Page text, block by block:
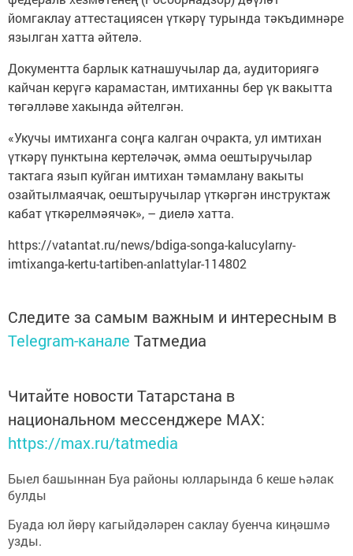
йомгаклау аттестациясен үткәрү турында тәкъдимнәре
язылган хатта әйтелә.
Документта барлык катнашучылар да, аудиториягә
кайчан керүгә карамастан, имтиханны бер үк вакытта
төгәлләве хакында әйтелгән.
«Укучы имтиханга соңга калган очракта, ул имтихан
үткәрү пунктына кертеләчәк, әмма оештыручылар
тактага язып куйган имтихан тәмамлану вакыты
озайтылмаячак, оештыручылар үткәргән инструктаж
кабат үткәрелмәячәк», – диелә хатта.
https://vatantat.ru/news/bdiga-songa-kalucylarny-
imtixanga-kertu-tartiben-anlattylar-114802
Следите за самым важным и интересным в
Telegram-канале Татмедиа
Читайте новости Татарстана в
национальном мессенджере MАХ:
https://max.ru/tatmedia
Быел башыннан Буа районы юлларында 6 кеше һәлак
булды
Буада юл йөрү кагыйдәләрен саклау буенча киңәшмә
узды.